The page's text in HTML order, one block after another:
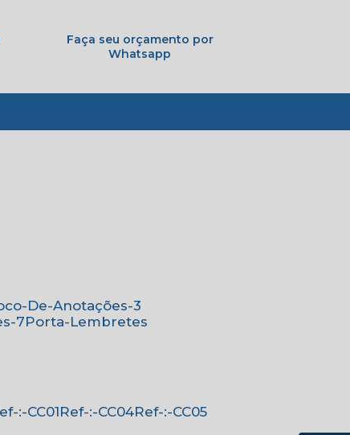
Faça seu orçamento por
Whatsapp
De-Anotações-3
7
Porta-Lembretes
Ref-:-CC01 Ref-:-CC04
Ref-:-CC05